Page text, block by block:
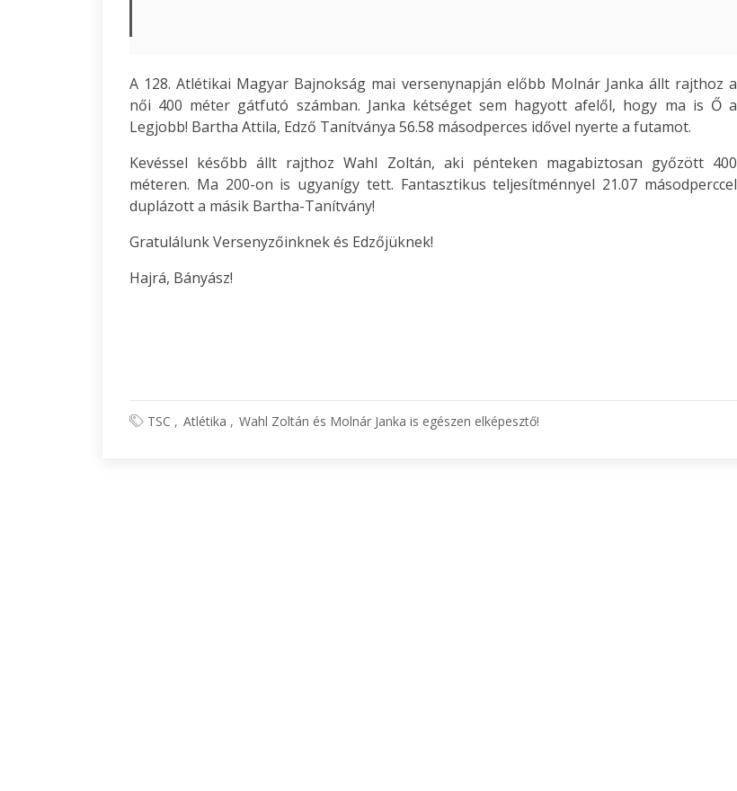
A 128. Atlétikai Magyar Bajnokság mai versenynapján előbb Molnár Janka állt rajthoz a
női 400 méter gátfutó számban. Janka kétséget sem hagyott afelől, hogy ma is Ő a
Legjobb! Bartha Attila, Edző Tanítványa 56.58 másodperces idővel nyerte a futamot.
Kevéssel később állt rajthoz Wahl Zoltán, aki pénteken magabiztosan győzött 400
méteren. Ma 200-on is ugyanígy tett. Fantasztikus teljesítménnyel 21.07 másodperccel
duplázott a másik Bartha-Tanítvány!
Gratulálunk Versenyzőinknek és Edzőjüknek!
Hajrá, Bányász!
TSC Atlétika Wahl Zoltán és Molnár Janka is egészen elképesztő!